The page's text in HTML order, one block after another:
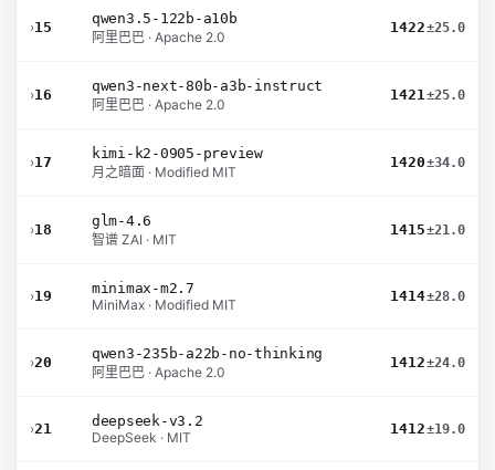
›15
qwen3.5-122b-a10b
阿里巴巴 · Apache 2.0
1422±25.0
›16
qwen3-next-80b-a3b-instruct
阿里巴巴 · Apache 2.0
1421±25.0
›17
kimi-k2-0905-preview
月之暗面 · Modified MIT
1420±34.0
›18
glm-4.6
智谱 ZAI · MIT
1415±21.0
›19
minimax-m2.7
MiniMax · Modified MIT
1414±28.0
›20
qwen3-235b-a22b-no-thinking
阿里巴巴 · Apache 2.0
1412±24.0
›21
deepseek-v3.2
DeepSeek · MIT
1412±19.0